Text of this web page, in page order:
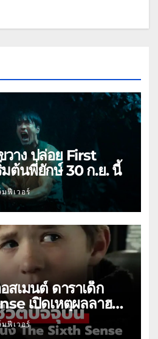
วาง ปล่อย First
มต้นพี่ยักษ์ 30 ก.ย. นี้
ฟีเวอร์
สเมนต์ ดาราเด็ก
เปิดเหตุผลลาฮอล
ฟีเวอร์